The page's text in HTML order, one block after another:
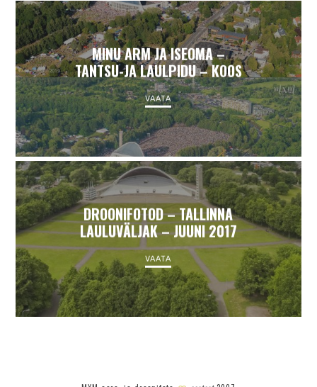
MINU ARM JA ISEOMA –
TANTSU-JA LAULPIDU – KOOS
VAATA
DROONIFOTOD – TALLINNA
LAULUVÄLJAK – JUUNI 2017
VAATA